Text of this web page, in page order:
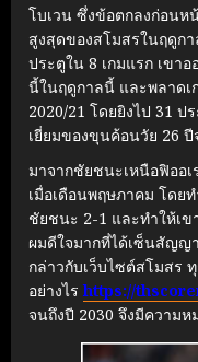
โบเวน ซึ่งข้อตกลงก่อนห
สูงสุดของสโมสรในฤดูก
ประตูใน 8 เกมแรก เขา
นี้ในฤดูกาลนี้ และพลาดเ
2020/21 โดยยิงไป 31 ป
เยี่ยมของขุนค้อนวัย 26
มาจากชัยชนะเหนือฟิออ
เมื่อเดือนพฤษภาคม โดย
ชัยชนะ 2-1 และทำให้เ
ผมดีใจมากที่ได้เซ็นสัญญ
กล่าวกับเว็บไซต์สโมสร
อย่างไรhttps://
จนถึงปี 2030 จึงมีความ